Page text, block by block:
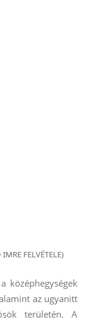
FELVÉTELE)
középhegységek
az ugyanitt
területén. A